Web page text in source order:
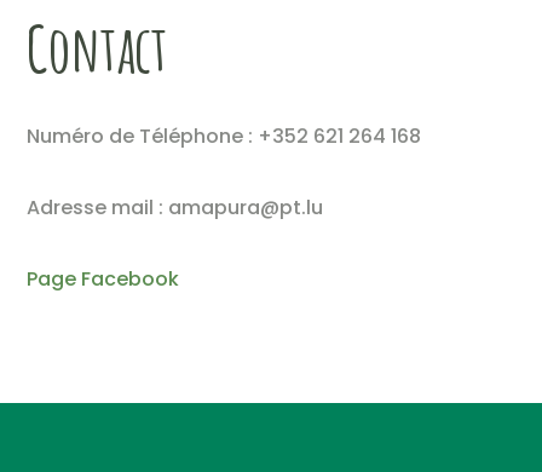
Contact
Numéro de Téléphone : +352 621 264 168
Adresse mail : amapura@pt.lu
Page Facebook